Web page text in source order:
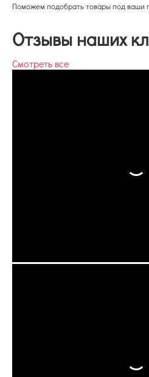
Поможем подобрать товары под ваши
Отзывы наших
Смотреть все